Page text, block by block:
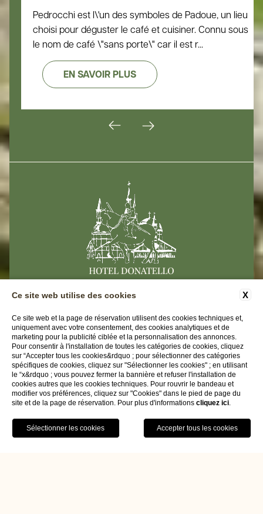
RÉSERVEZ
Pedrocchi est l\'un des symboles de Padoue, un lieu
choisi pour déguster le café et cuisiner. Connu sous
le nom de café \"sans porte\" car il est r...
EN SAVOIR PLUS
CONTACTS
DONNEES-D'ENTREPRISE
PRIVACY
ACCESSIBILITY
Hotel Donatello
Via Del Santo 104 | 35123 Padova (PD)
Tel.+39 049 8750634
info@hoteldonatello.net
P.iva 04465210278
CIN IT028060A1HS378WQR
X
Ce site web utilise des cookies
Ce site web et la page de réservation utilisent des cookies techniques et,
uniquement avec votre consentement, des cookies analytiques et de
marketing pour la publicité ciblée et la personnalisation des annonces.
Pour consentir à l'installation de toutes les catégories de cookies, cliquez
sur “Accepter tous les cookies&rdquo ; pour sélectionner des catégories
spécifiques de cookies, cliquez sur "Sélectionner les cookies" ; en utilisant
le “x&rdquo ; vous pouvez fermer la bannière et refuser l'installation de
cookies autres que les cookies techniques. Pour rouvrir le bandeau et
modifier vos préférences, cliquez sur "Cookies" dans le pied de page du
site et de la page de réservation. Pour plus d'informations cliquez ici.